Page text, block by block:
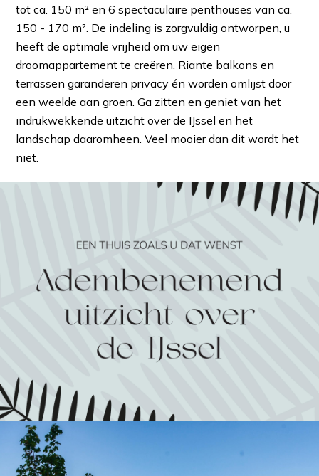
tot ca. 150 m² en 6 spectaculaire penthouses van ca.
150 - 170 m². De indeling is zorgvuldig ontworpen, u
heeft de optimale vrijheid om uw eigen
droomappartement te creëren. Riante balkons en
terrassen garanderen privacy én worden omlijst door
een weelde aan groen. Ga zitten en geniet van het
indrukwekkende uitzicht over de IJssel en het
landschap daaromheen. Veel mooier dan dit wordt het
niet.